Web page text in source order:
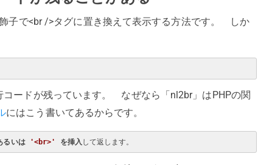
子で<br />タグに置き換えて表示する方法です。 しか
ードが残っています。 なぜなら「nl2br」はPHPの関
にはこう書いてあるからです。
るいは '<br>' を挿入